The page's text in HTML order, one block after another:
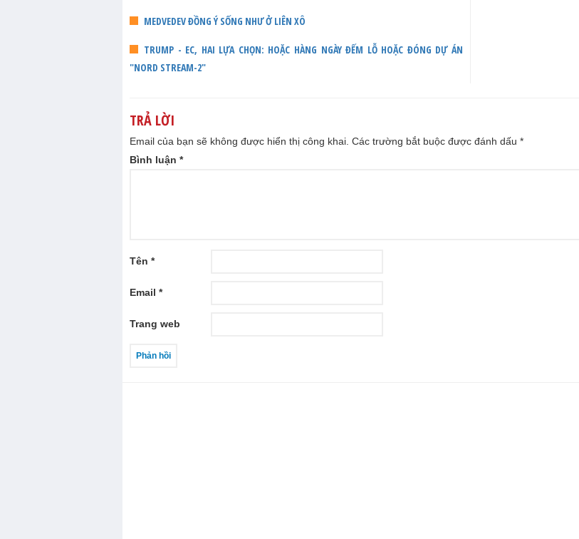
MEDVEDEV ĐỒNG Ý SỐNG NHƯ Ở LIÊN XÔ
TRUMP - ЕС, HAI LỰA CHỌN: HOẶC HÀNG NGÀY ĐẾM LỖ HOẶC ĐÓNG DỰ ÁN
"NORD STREAM-2"
TRẢ LỜI
Email của bạn sẽ không được hiển thị công khai. Các trường bắt buộc được đánh dấu *
Bình luận *
Tên *
Email *
Trang web